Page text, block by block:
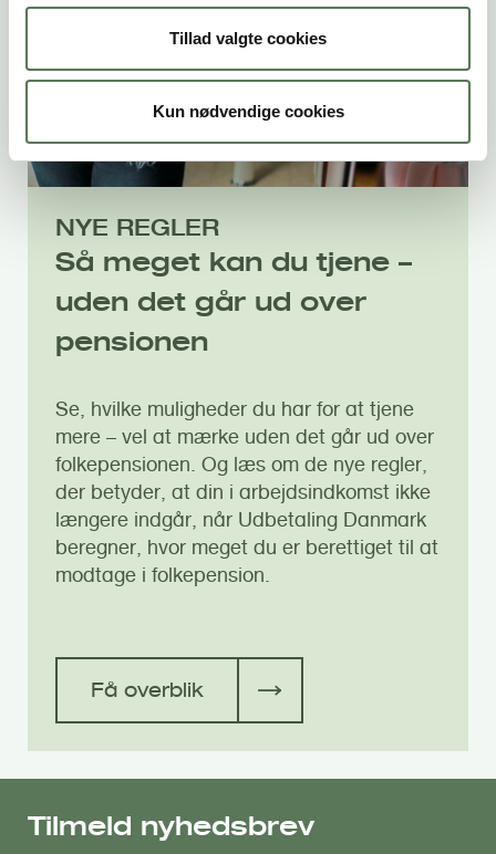
Tillad valgte cookies
Kun nødvendige cookies
NYE REGLER
Så meget kan du tjene –
uden det går ud over
pensionen
Se, hvilke muligheder du har for at tjene
mere – vel at mærke uden det går ud over
folkepensionen. Og læs om de nye regler,
der betyder, at din i arbejdsindkomst ikke
længere indgår, når Udbetaling Danmark
beregner, hvor meget du er berettiget til at
modtage i folkepension.
Få overblik
Tilmeld nyhedsbrev